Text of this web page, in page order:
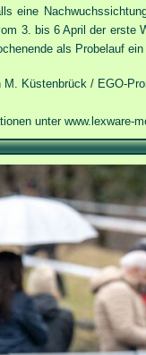
eine
3. bis 6 April der erste
als Probelauf
M. Küstenbrück / EGO-
unter www.lexware-